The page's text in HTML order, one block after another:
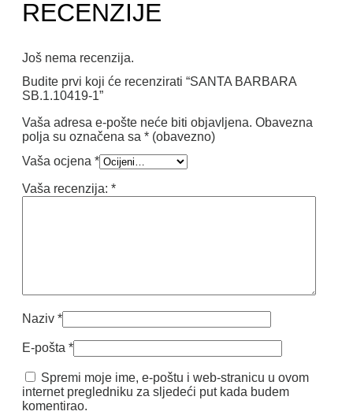
RECENZIJE
Još nema recenzija.
Budite prvi koji će recenzirati “SANTA BARBARA
SB.1.10419-1”
Vaša adresa e-pošte neće biti objavljena. Obavezna
polja su označena sa * (obavezno)
Vaša ocjena *
Vaša recenzija: *
Naziv *
E-pošta *
Spremi moje ime, e-poštu i web-stranicu u ovom
internet pregledniku za sljedeći put kada budem
komentirao.